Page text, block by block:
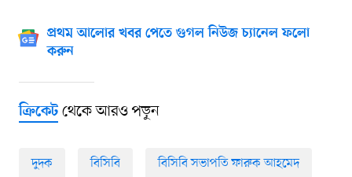
প্রথম আলোর খবর পেতে গুগল নিউজ চ্যানেল ফলো
করুন
ক্রিকেটথেকে আরও পড়ুন
দুদক বিসিবি বিসিবি সভাপতি ফারুক আহমেদ